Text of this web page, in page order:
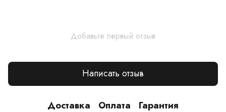
Добавьте первый отзыв
Написать отзыв
Доставка Оплата Гарантия